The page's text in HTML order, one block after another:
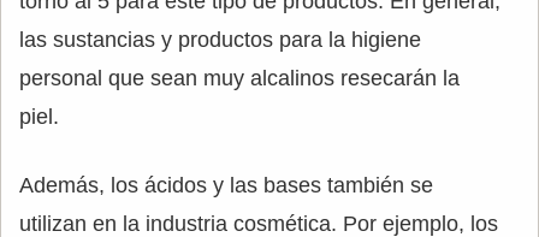
las sustancias y productos para la higiene
personal que sean muy alcalinos resecarán la
piel.
Además, los ácidos y las bases también se
utilizan en la industria cosmética. Por ejemplo, los